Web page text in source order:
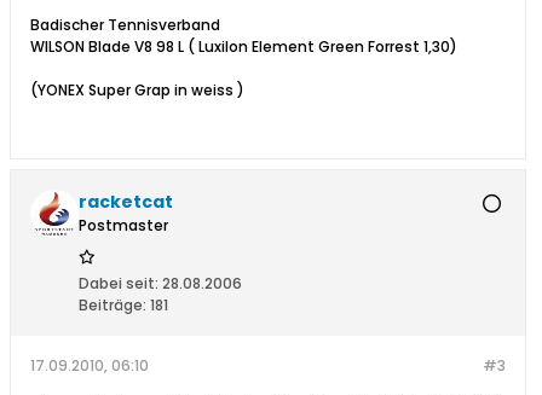
Badischer Tennisverband
WILSON Blade V8 98 L ( Luxilon Element Green Forrest 1,30)
(YONEX Super Grap in weiss )
racketcat
Postmaster
Dabei seit: 28.08.2006
Beiträge: 181
#3
17.09.2010, 06:10